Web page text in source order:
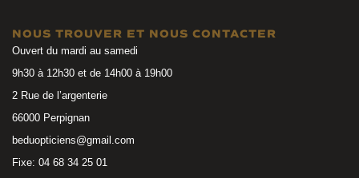
NOUS TROUVER ET NOUS CONTACTER
Ouvert du mardi au samedi
9h30 à 12h30 et de 14h00 à 19h00
2 Rue de l’argenterie
66000 Perpignan
beduopticiens@gmail.com
Fixe: 04 68 34 25 01